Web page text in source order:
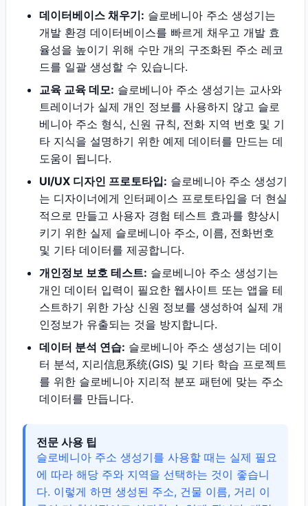
데이터베이스 채우기: 슬로베니아 주소 생성기는
개발 환경 데이터베이스를 빠르게 채우고 개발 효
율성을 높이기 위해 수만 개의 구조화된 주소 레코
드를 일괄 생성할 수 있습니다.
교육 교육 데모: 슬로베니아 주소 생성기는 교사와
트레이너가 실제 개인 정보를 사용하지 않고 슬로
베니아 주소 형식, 신원 규칙, 전화 지역 번호 및 기
타 지식을 설명하기 위한 예제 데이터를 만드는 데
도움이 됩니다.
UI/UX 디자인 프로토타입: 슬로베니아 주소 생성기
는 디자이너에게 인터페이스 프로토타입을 더 현실
적으로 만들고 사용자 경험 테스트 효과를 향상시
키기 위한 실제 슬로베니아 주소, 이름, 전화번호
및 기타 데이터를 제공합니다.
개인정보 보호 테스트: 슬로베니아 주소 생성기는
개인 데이터 입력이 필요한 웹사이트 또는 앱을 테
스트하기 위한 가상 신원 정보를 생성하여 실제 개
인정보가 유출되는 것을 방지합니다.
데이터 분석 연습: 슬로베니아 주소 생성기는 데이
터 분석, 지리信息系统(GIS) 및 기타 학습 프로젝트
를 위한 슬로베니아 지리적 분포 패턴에 맞는 주소
데이터를 만듭니다.
전문 사용 팁
슬로베니아 주소 생성기를 사용할 때는 실제 필요
에 따라 해당 주와 지역을 선택하는 것이 좋습니
다. 이렇게 하면 생성된 주소, 건물 이름, 거리 이